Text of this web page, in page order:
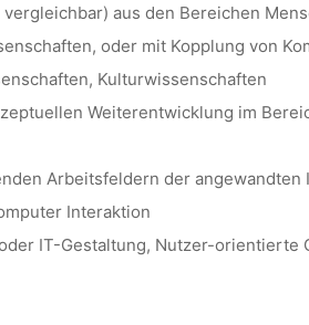
aus den Bereichen
oder mit Kopplung von
Kulturwissenschaften
Weiterentwicklung im
Arbeitsfeldern der angewandten
Interaktion
IT-Gestaltung, Nutzer-orientierte